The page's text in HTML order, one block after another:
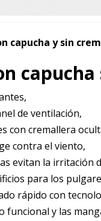
capucha y sin
capucha
de ventilación,
con cremallera
contra el viento,
evitan la irritación
para los
rápido con
funcional y las